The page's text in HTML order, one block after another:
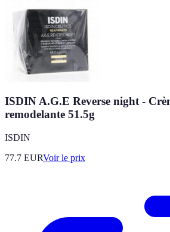
ISDIN A.G.E Reverse night -
remodelante 51.5g
ISDIN
77.7 EURVoir le prix